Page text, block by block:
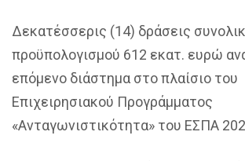
Δεκατέσσερις (14) δράσεις
προϋπολογισμού 612 εκατ. ευρώ
επόμενο διάστημα στο πλαίσιο του
Επιχειρησιακού Προγράμματος
«Ανταγωνιστικότητα» του ΕΣΠΑ